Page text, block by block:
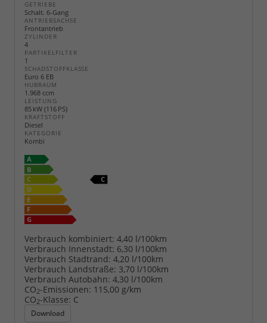
GETRIEBE
Schalt. 6-Gang
ANTRIEBSACHSE
Frontantrieb
ZYLINDER
4
PARTIKELFILTER
1
SCHADSTOFFKLASSE
Euro 6 EB
HUBRAUM
1.968 ccm
LEISTUNG
85 kW (116 PS)
KRAFTSTOFF
Diesel
KATEGORIE
Kombi
Verbrauch kombiniert: 4,40 l/100km
Verbrauch Innenstadt: 6,30 l/100km
Verbrauch Stadtrand: 4,20 l/100km
Verbrauch Landstraße: 3,70 l/100km
Verbrauch Autobahn: 4,30 l/100km
CO2-Emissionen: 115,00 g/km
CO2-Klasse: C
Download